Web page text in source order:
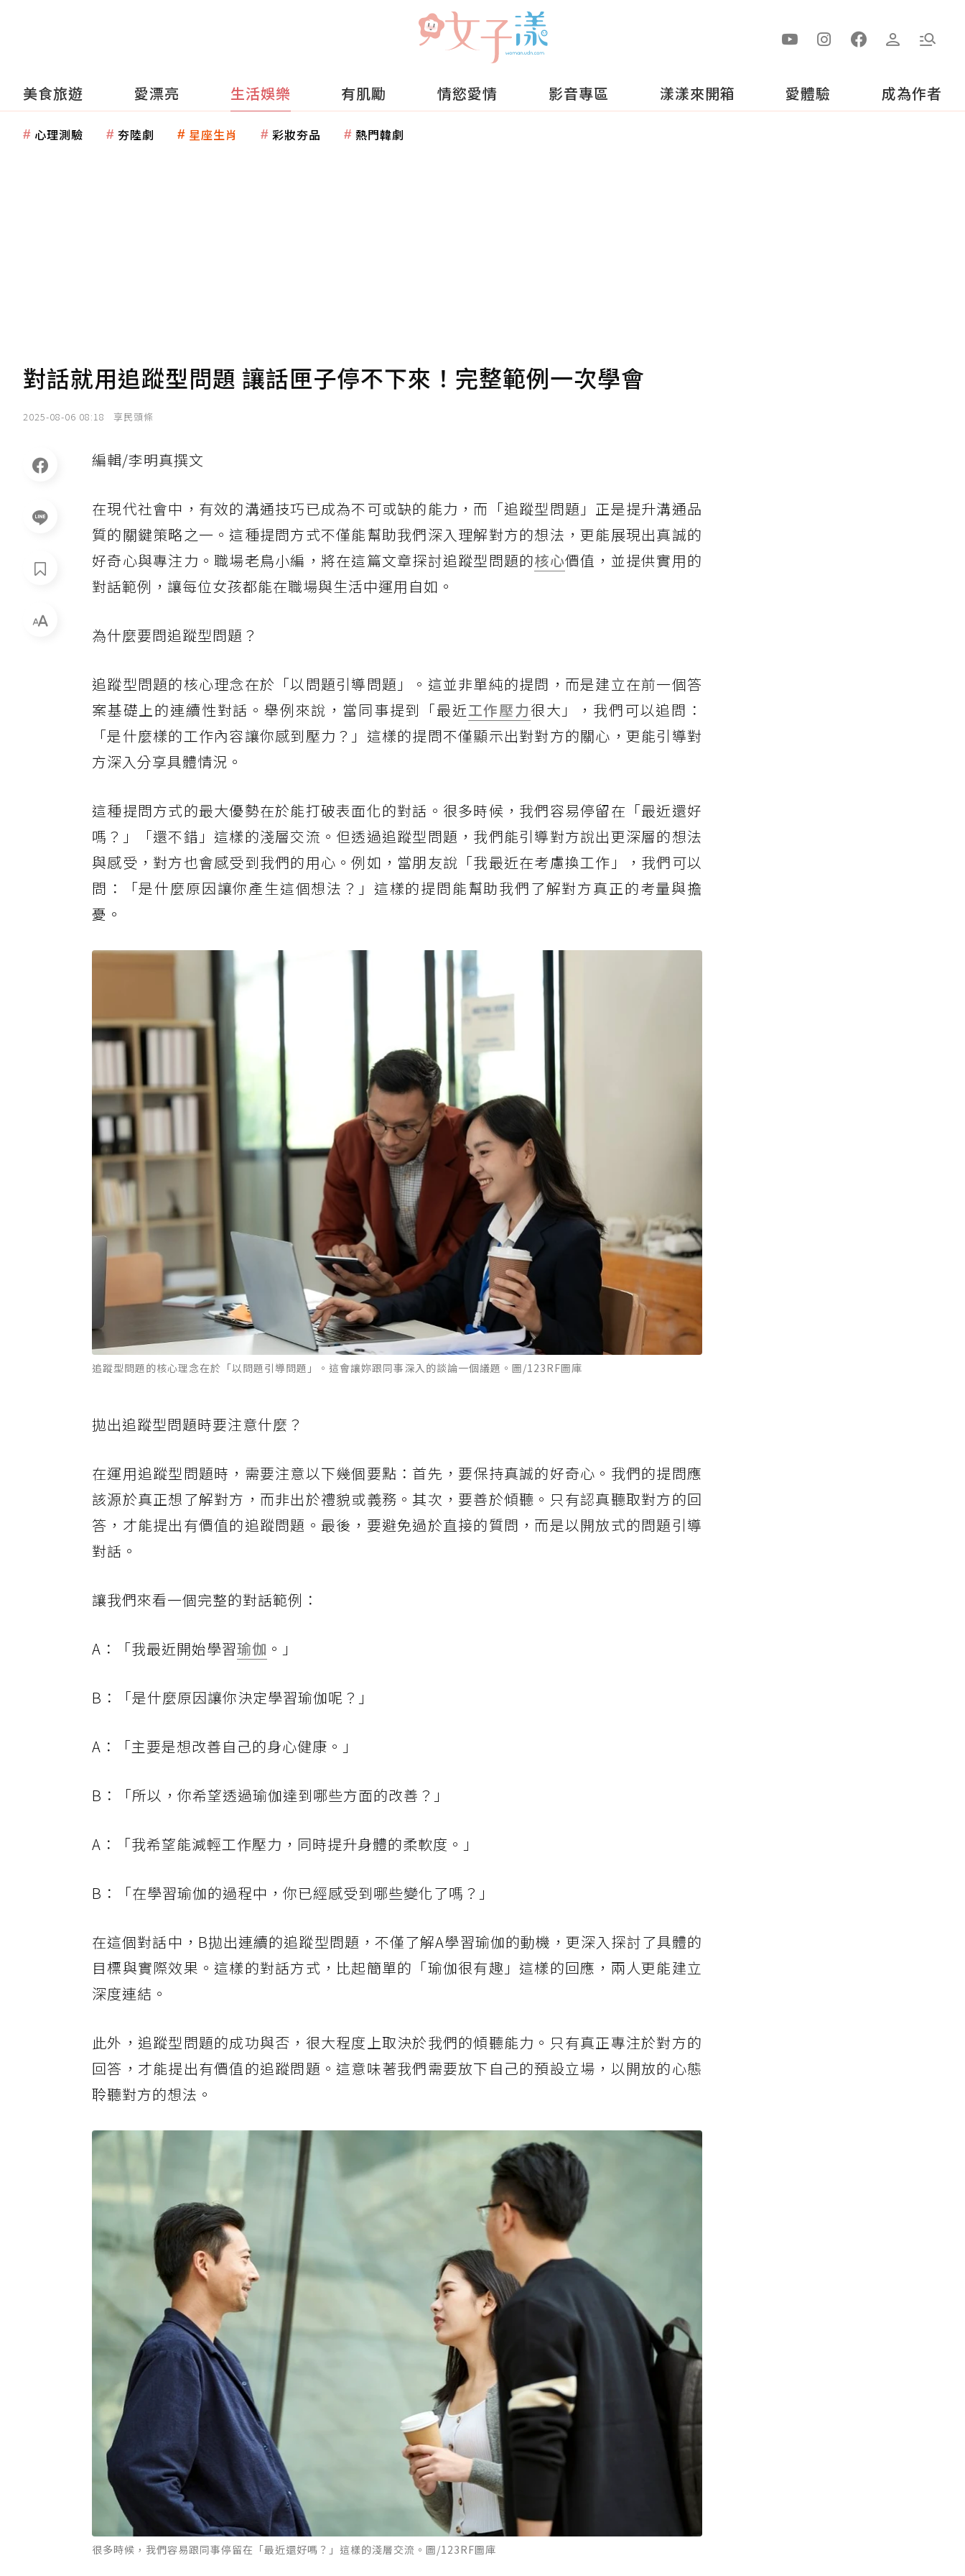
美食旅遊 愛漂亮 生活娛樂 有肌勵 情慾愛情 影音專區 漾漾來開箱 愛體驗 成為作者
心理測驗 夯陸劇 星座生肖 彩妝夯品 熱門韓劇
對話就用追蹤型問題 讓話匣子停不下來！完整範例一次學會
2025-08-06 08:18 享民頭條
編輯/李明真撰文
在現代社會中，有效的溝通技巧已成為不可或缺的能力，而「追蹤型問題」正是提升溝通品
質的關鍵策略之一。這種提問方式不僅能幫助我們深入理解對方的想法，更能展現出真誠的
好奇心與專注力。職場老鳥小編，將在這篇文章探討追蹤型問題的核心價值，並提供實用的
對話範例，讓每位女孩都能在職場與生活中運用自如。
為什麼要問追蹤型問題？
追蹤型問題的核心理念在於「以問題引導問題」。這並非單純的提問，而是建立在前一個答
案基礎上的連續性對話。舉例來說，當同事提到「最近工作壓力很大」，我們可以追問：
「是什麼樣的工作內容讓你感到壓力？」這樣的提問不僅顯示出對對方的關心，更能引導對
方深入分享具體情況。
這種提問方式的最大優勢在於能打破表面化的對話。很多時候，我們容易停留在「最近還好
嗎？」「還不錯」這樣的淺層交流。但透過追蹤型問題，我們能引導對方說出更深層的想法
與感受，對方也會感受到我們的用心。例如，當朋友說「我最近在考慮換工作」，我們可以
問：「是什麼原因讓你產生這個想法？」這樣的提問能幫助我們了解對方真正的考量與擔
憂。
追蹤型問題的核心理念在於「以問題引導問題」。這會讓妳跟同事深入的談論一個議題。圖/123RF圖庫
拋出追蹤型問題時要注意什麼？
在運用追蹤型問題時，需要注意以下幾個要點：首先，要保持真誠的好奇心。我們的提問應
該源於真正想了解對方，而非出於禮貌或義務。其次，要善於傾聽。只有認真聽取對方的回
答，才能提出有價值的追蹤問題。最後，要避免過於直接的質問，而是以開放式的問題引導
對話。
讓我們來看一個完整的對話範例：
A：「我最近開始學習瑜伽 。」
B：「是什麼原因讓你決定學習瑜伽呢？」
A：「主要是想改善自己的身心健康。」
B：「所以，你希望透過瑜伽達到哪些方面的改善？」
A：「我希望能減輕工作壓力，同時提升身體的柔軟度。」
B：「在學習瑜伽的過程中，你已經感受到哪些變化了嗎？」
在這個對話中，B拋出連續的追蹤型問題，不僅了解A學習瑜伽的動機，更深入探討了具體的
目標與實際效果。這樣的對話方式，比起簡單的「瑜伽很有趣」這樣的回應，兩人更能建立
深度連結。
此外，追蹤型問題的成功與否，很大程度上取決於我們的傾聽能力。只有真正專注於對方的
回答，才能提出有價值的追蹤問題。這意味著我們需要放下自己的預設立場，以開放的心態
聆聽對方的想法。
很多時候，我們容易跟同事停留在「最近還好嗎？」這樣的淺層交流。圖/123RF圖庫